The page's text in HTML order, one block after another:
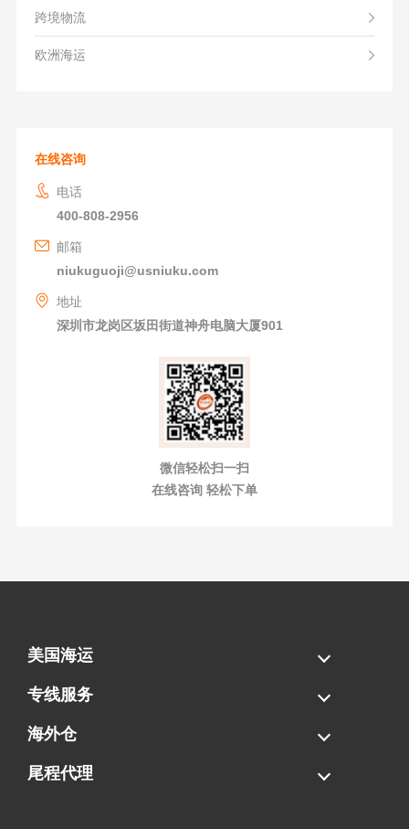
跨境物流
欧洲海运
在线咨询
电话
400-808-2956
邮箱
niukuguoji@usniuku.com
地址
深圳市龙岗区坂田街道神舟电脑大厦901
微信轻松扫一扫
在线咨询 轻松下单
美国海运
海运拼柜
海运整柜
美国海卡
加拿大海运
专线服务
FBA专线直送
超大件专线
AWD专线
电池专线
海外仓
一件代发
FBA中转
贴标换标
拆柜/存储
尾程代理